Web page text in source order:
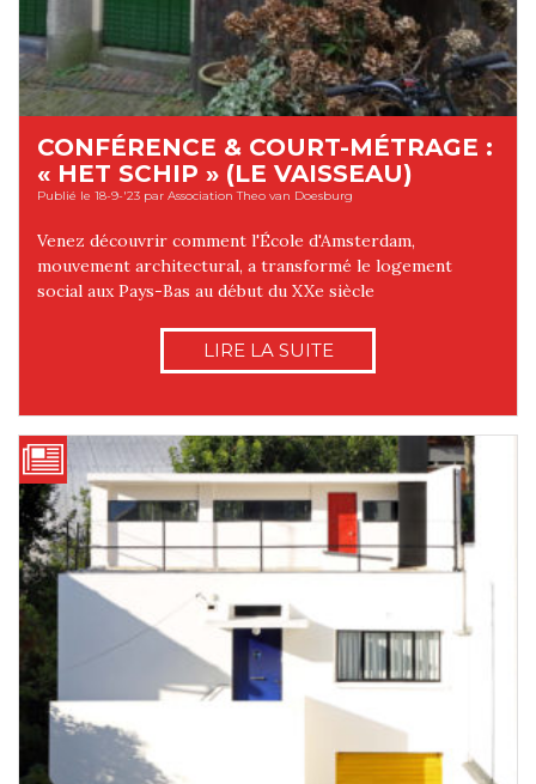
CONFÉRENCE & COURT-MÉTRAGE :
« HET SCHIP » (LE VAISSEAU)
Publié le 18-9-'23 par Association Theo van Doesburg
Venez découvrir comment l'École d'Amsterdam,
mouvement architectural, a transformé le logement
social aux Pays-Bas au début du XXe siècle
LIRE LA SUITE